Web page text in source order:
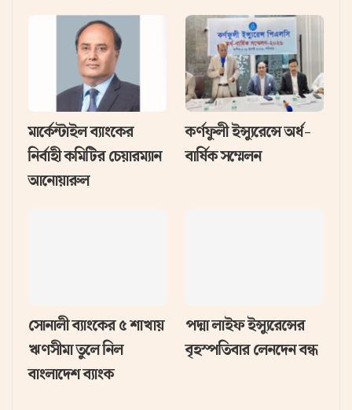
মার্কেন্টাইল ব্যাংকের
নির্বাহী কমিটির চেয়ারম্যান
আনোয়ারুল
কর্ণফুলী ইন্স্যুরেন্সে অর্ধ-
বার্ষিক সম্মেলন
সোনালী ব্যাংকের ৫ শাখায়
ঋণসীমা তুলে নিল
বাংলাদেশ ব্যাংক
পদ্মা লাইফ ইন্স্যুরেন্সের
বৃহস্পতিবার লেনদেন বন্ধ